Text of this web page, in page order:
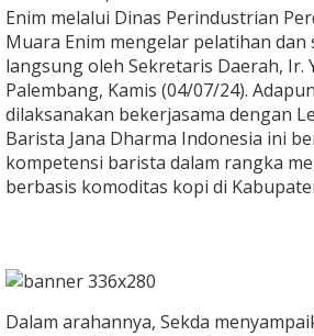
k
a
s
i
B
a
r
i
s
n
k
Enim melalui Dinas Perindustrian
Muara Enim mengelar pelatihan
langsung oleh Sekretaris Daerah, Ir.
Palembang, Kamis (04/07/24).
dilaksanakan bekerjasama dengan
Barista Jana Dharma Indonesia ini
kompetensi barista dalam rangka
berbasis komoditas kopi di
Dalam arahannya, Sekda